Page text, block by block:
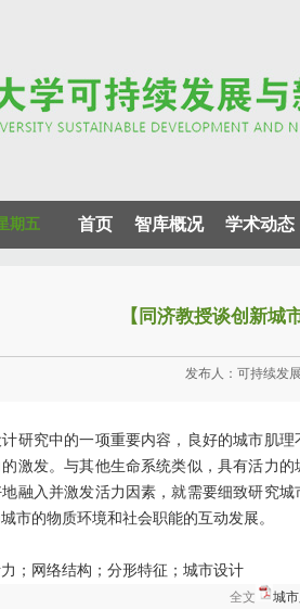
期五 首页 智库概况 学术动态
【同济教授谈创新
发布人：可持续发
研究中的一项重要内容，良好的城市肌
激发。与其他生命系统类似，具有活力
融入并激发活力因素，就需要细致研究
市的物质环境和社会职能的互动发展。
；网络结构；分形特征；城市设计
全文 城